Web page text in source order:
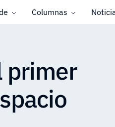
Columnas
primer